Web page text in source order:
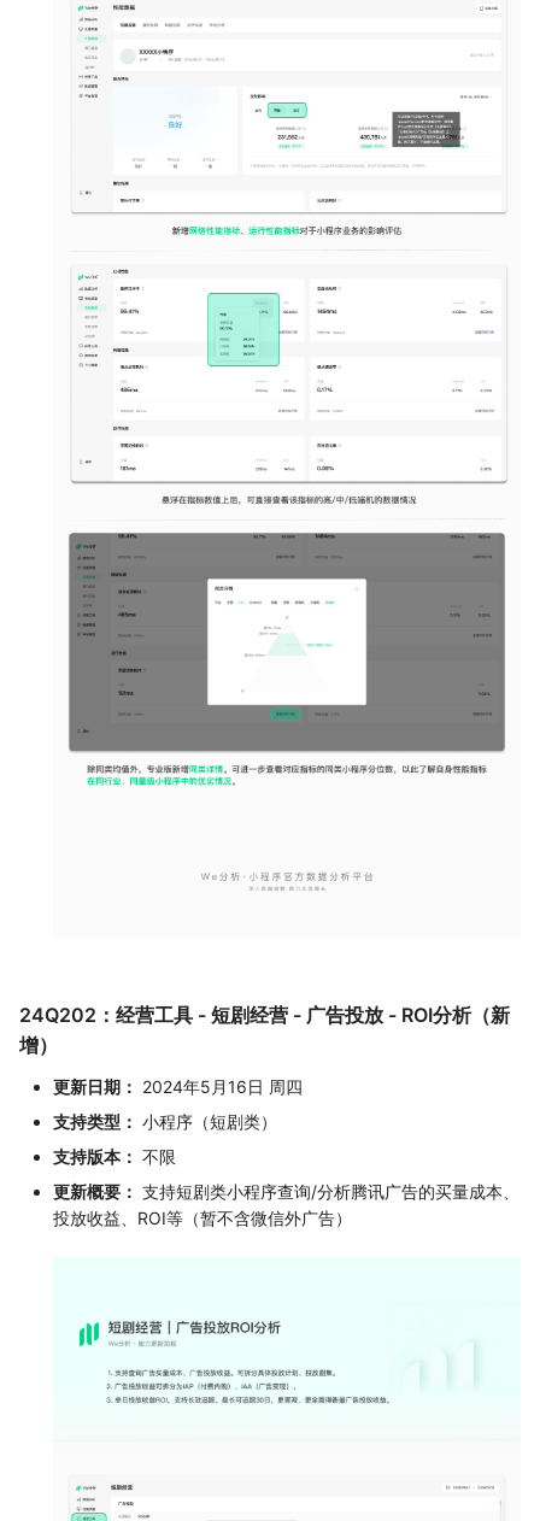
24Q202：经营工具 - 短剧经营 - 广告投放 - ROI分析（新
增）
更新日期： 2024年5月16日 周四
支持类型： 小程序（短剧类）
支持版本： 不限
更新概要： 支持短剧类小程序查询/分析腾讯广告的买量成本、
投放收益、ROI等（暂不含微信外广告）